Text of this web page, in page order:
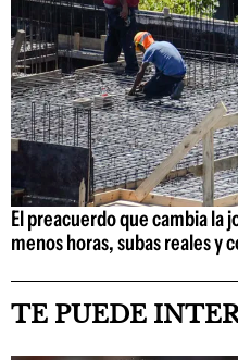
El preacuerdo que cambia la
menos horas, subas reales y
TE PUEDE